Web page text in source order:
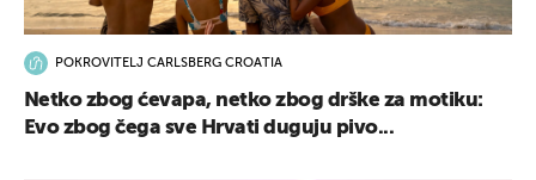
POKROVITELJ CARLSBERG CROATIA
Netko zbog ćevapa, netko zbog drške za motiku:
Evo zbog čega sve Hrvati duguju pivo...